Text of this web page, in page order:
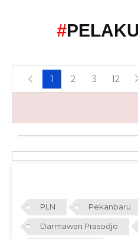
#
1 2 3 12
PLN Pekanbaru
Darmawan Prasodjo